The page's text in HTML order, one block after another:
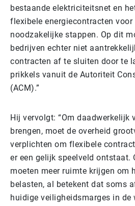
bestaande elektriciteitsnet en
flexibele energiecontracten
noodzakelijke stappen. Op dit
bedrijven echter niet
contracten af te sluiten door te
prikkels vanuit de Autoriteit
(ACM).”
Hij vervolgt: “Om daadwerkelijk
brengen, moet de overheid
verplichten om flexibele
er een gelijk speelveld ontstaat.
moeten meer ruimte krijgen om
belasten, al betekent dat soms
huidige veiligheidsmarges in de